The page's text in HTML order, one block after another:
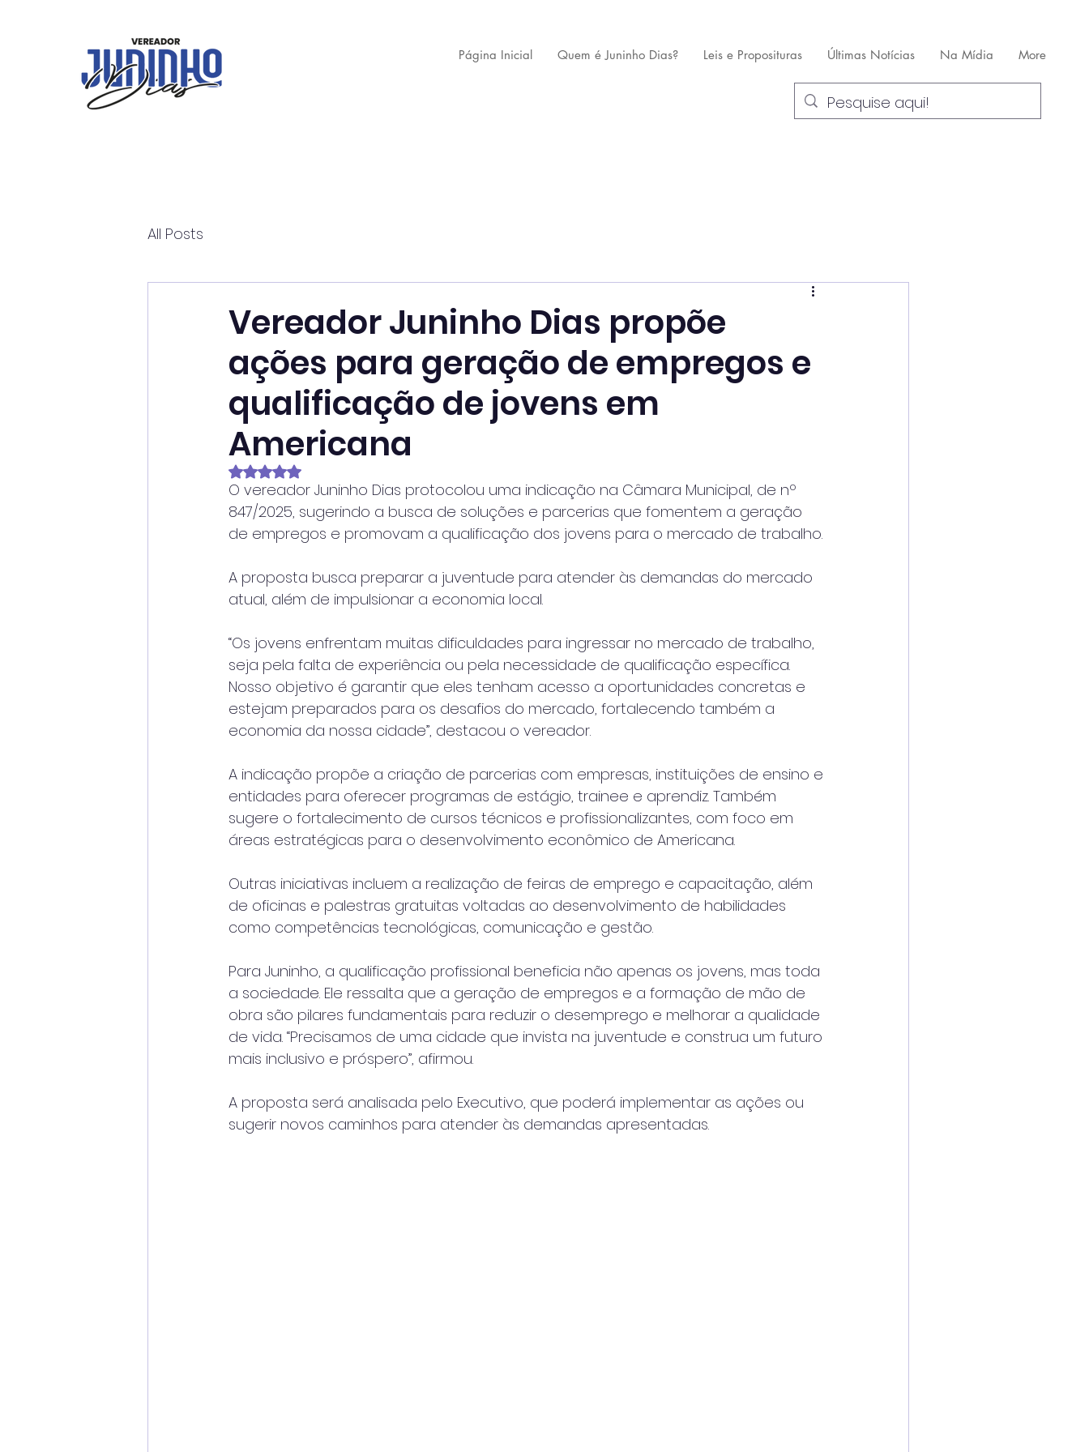
Página Inicial Quem é Juninho Dias? Leis e Proposituras Últimas Notícias Na Mídia More
All Posts
Vereador Juninho Dias propõe
ações para geração de empregos e
qualificação de jovens em
Americana
Avaliado com NaN de 5 estrelas.
O vereador Juninho Dias protocolou uma indicação na Câmara Municipal, de nº
847/2025, sugerindo a busca de soluções e parcerias que fomentem a geração
de empregos e promovam a qualificação dos jovens para o mercado de trabalho.
A proposta busca preparar a juventude para atender às demandas do mercado
atual, além de impulsionar a economia local.
“Os jovens enfrentam muitas dificuldades para ingressar no mercado de trabalho,
seja pela falta de experiência ou pela necessidade de qualificação específica.
Nosso objetivo é garantir que eles tenham acesso a oportunidades concretas e
estejam preparados para os desafios do mercado, fortalecendo também a
economia da nossa cidade”, destacou o vereador.
A indicação propõe a criação de parcerias com empresas, instituições de ensino e
entidades para oferecer programas de estágio, trainee e aprendiz. Também
sugere o fortalecimento de cursos técnicos e profissionalizantes, com foco em
áreas estratégicas para o desenvolvimento econômico de Americana.
Outras iniciativas incluem a realização de feiras de emprego e capacitação, além
de oficinas e palestras gratuitas voltadas ao desenvolvimento de habilidades
como competências tecnológicas, comunicação e gestão.
Para Juninho, a qualificação profissional beneficia não apenas os jovens, mas toda
a sociedade. Ele ressalta que a geração de empregos e a formação de mão de
obra são pilares fundamentais para reduzir o desemprego e melhorar a qualidade
de vida. “Precisamos de uma cidade que invista na juventude e construa um futuro
mais inclusivo e próspero”, afirmou.
A proposta será analisada pelo Executivo, que poderá implementar as ações ou
sugerir novos caminhos para atender às demandas apresentadas.